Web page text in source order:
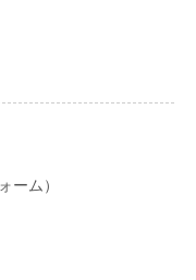
ーム）